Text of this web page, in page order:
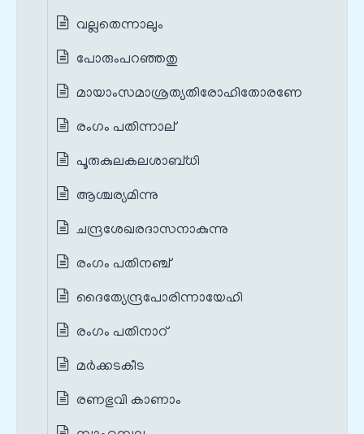
വല്ലതെന്നാലും
പോരുംപറഞ്ഞതു
മായാംസമാശ്രത്യതിരോഹിതോരണേ
രംഗം പതിന്നാല്
പൂരുകുലകലശാബ്ധി
ആശ്ചര്യമിന്നു
ചന്ദ്രശേഖരദാസനാകുന്നു
രംഗം പതിനഞ്ച്
ദൈത്യേന്ദ്രപോരിന്നായേഹി
രംഗം പതിനാറ്
മർക്കടകീട
രണഭുവി കാണാം